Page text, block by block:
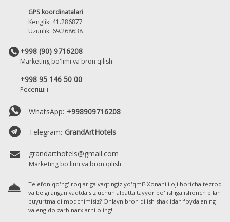
GPS koordinatalari
Kenglik: 41.286877
Uzunlik: 69.268638
+998 (90) 9716208
Marketing bo'limi va bron qilish
+998 95 146 50 00
Ресепшн
WhatsApp: +998909716208
Telegram: GrandArtHotels
grandarthotels@gmail.com
Marketing bo'limi va bron qilish
Telefon qo'ng'iroqlariga vaqtingiz yo'qmi? Xonani iloji boricha tezroq
va belgilangan vaqtda siz uchun albatta tayyor bo'lishiga ishonch bilan
buyurtma qilmoqchimisiz? Onlayn bron qilish shaklidan foydalaning
va eng dolzarb narxlarni oling!